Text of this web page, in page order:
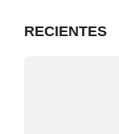
RECIENTES